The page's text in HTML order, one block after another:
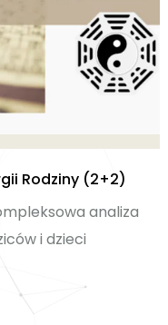
Rodziny (2+2)
analiza
i dzieci